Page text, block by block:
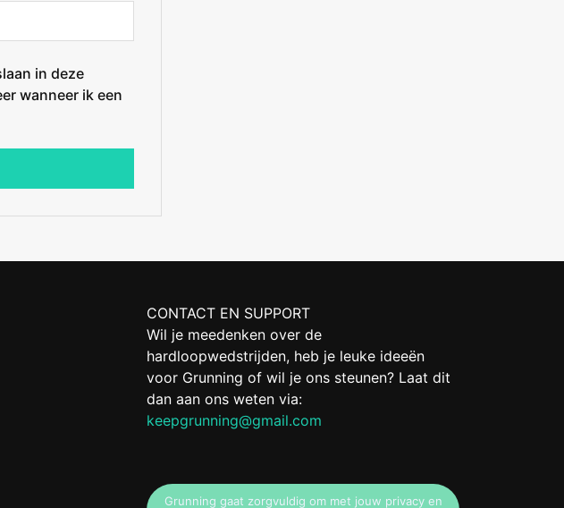
in deze
wanneer ik een
CONTACT EN SUPPORT
Wil je meedenken over de
hardloopwedstrijden, heb je leuke ideeën
voor Grunning of wil je ons steunen? Laat dit
dan aan ons weten via:
keepgrunning@gmail.com
Grunning gaat zorgvuldig om met jouw privacy en